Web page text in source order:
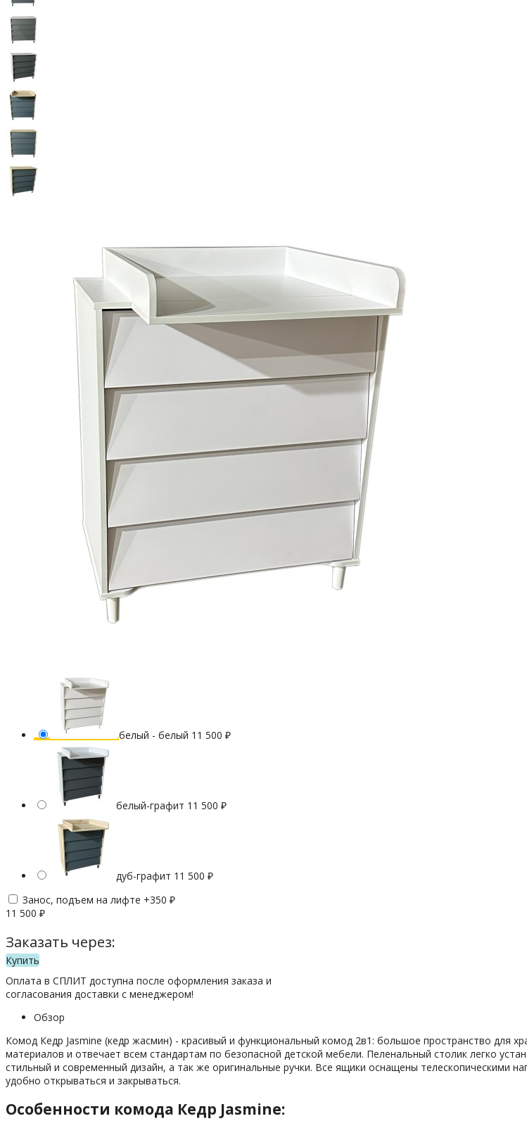
белый - белый 11 500 ₽
белый-графит 11 500 ₽
дуб-графит 11 500 ₽
Занос, подъем на лифте +350 ₽
11 500 ₽
Заказать через:
Купить
Оплата в СПЛИТ доступна после оформления заказа и
согласования доставки с менеджером!
Обзор
Комод Кедр Jasmine (кедр жасмин) - красивый и функциональный комод 2в1: большое пространство для
материалов и отвечает всем стандартам по безопасной детской мебели. Пеленальный столик легко
стильный и современный дизайн, а так же оригинальные ручки. Все ящики оснащены
удобно открываться и закрываться.
Особенности комода Кедр Jasmine: